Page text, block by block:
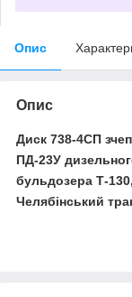
Опис
Опис
Диск 738-4СП
ПД-23У
бульдозера Т-
Челябінський